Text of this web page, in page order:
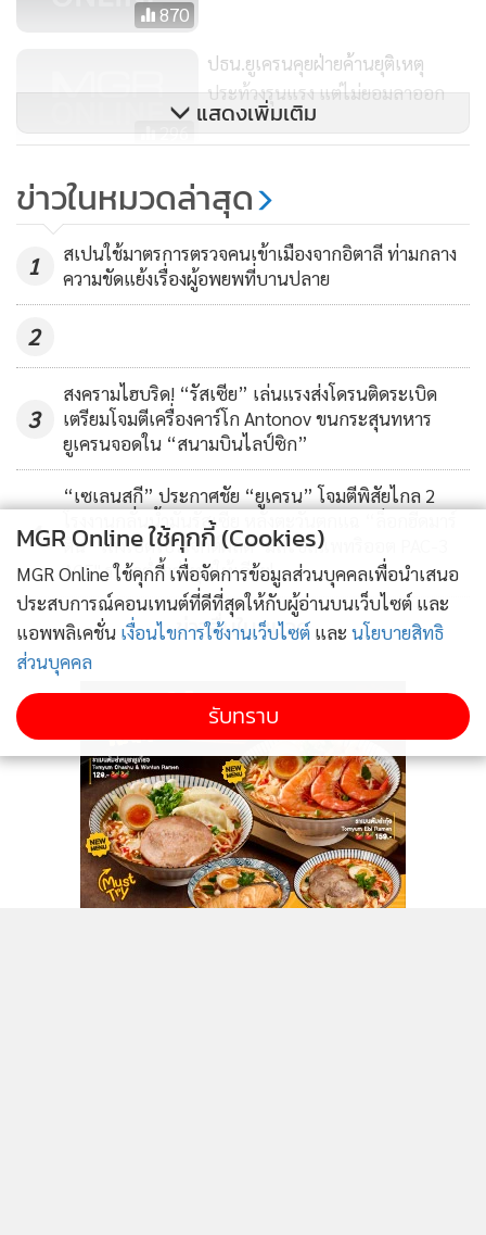
870
296
ปธน.ยูเครนคุยฝ่ายค้านยุติเหตุ
ประท้วงรุนแรง แต่ไม่ยอมลาออก
446
มอสโกตอกหน้าอียูหยุดแทรกแซง
แสดงเพิ่มเติม
ข่าวในหมวดล่าสุด
1
สเปนใช้มาตรการตรวจคนเข้าเมืองจากอิตาลี ท่ามกลาง
ความขัดแย้งเรื่องผู้อพยพที่บานปลาย
2
3
สงครามไฮบริด! “รัสเซีย” เล่นแรงส่งโดรนติดระเบิด
เตรียมโจมตีเครื่องคาร์โก Antonov ขนกระสุนทหาร
ยูเครนจอดใน “สนามบินไลป์ซิก”
4
“เซเลนสกี” ประกาศชัย “ยูเครน” โจมตีพิสัยไกล 2
โรงงานกลั่นน้ำมันรัสเซีย หลังตะวันตกแฉ “ล็อกฮีดมาร์
ติน” เล็งเปิดโปรเจกต์ผลิต "มิสไซล์แพทริออต PAC-3
ACE" ราคาต่ำกว่าทุนให้เคียฟ
ข่าวอื่นในหมวด
MGR Online ใช้คุกกี้ (Cookies)
MGR Online ใช้คุกกี้ เพื่อจัดการข้อมูลส่วนบุคคลเพื่อนำเสนอ
ประสบการณ์คอนเทนต์ที่ดีที่สุดให้กับผู้อ่านบนเว็บไซต์ และ
แอพพลิเคชั่น เงื่อนไขการใช้งานเว็บไซต์ และ นโยบายสิทธิ
ส่วนบุคคล
รับทราบ